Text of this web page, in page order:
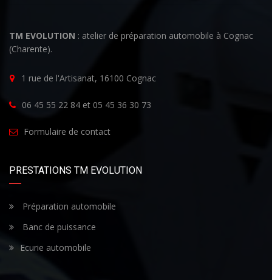
TM EVOLUTION : atelier de préparation automobile à Cognac
(Charente).
1 rue de l'Artisanat, 16100 Cognac
06 45 55 22 84 et 05 45 36 30 73
Formulaire de contact
PRESTATIONS TM EVOLUTION
Préparation automobile
Banc de puissance
Ecurie automobile